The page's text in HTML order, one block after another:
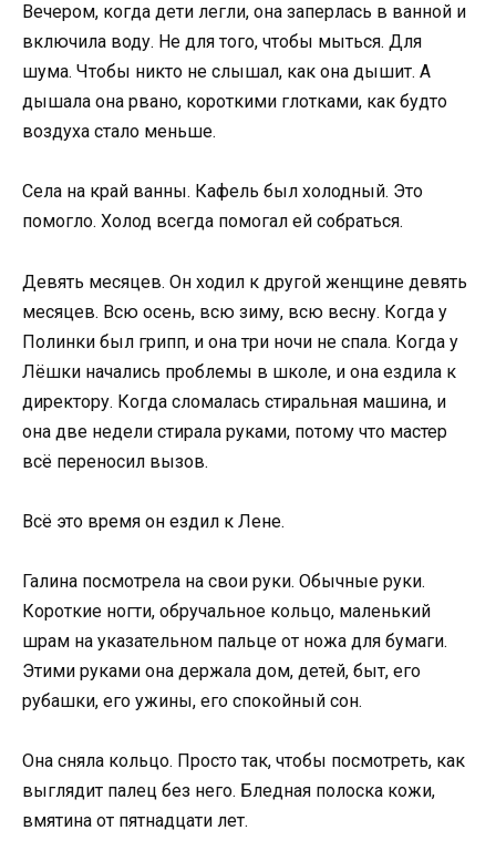
Вечером, когда дети легли, она заперлась в ванной и
включила воду. Не для того, чтобы мыться. Для
шума. Чтобы никто не слышал, как она дышит. А
дышала она рвано, короткими глотками, как будто
воздуха стало меньше.
Села на край ванны. Кафель был холодный. Это
помогло. Холод всегда помогал ей собраться.
Девять месяцев. Он ходил к другой женщине девять
месяцев. Всю осень, всю зиму, всю весну. Когда у
Полинки был грипп, и она три ночи не спала. Когда у
Лёшки начались проблемы в школе, и она ездила к
директору. Когда сломалась стиральная машина, и
она две недели стирала руками, потому что мастер
всё переносил вызов.
Всё это время он ездил к Лене.
Галина посмотрела на свои руки. Обычные руки.
Короткие ногти, обручальное кольцо, маленький
шрам на указательном пальце от ножа для бумаги.
Этими руками она держала дом, детей, быт, его
рубашки, его ужины, его спокойный сон.
Она сняла кольцо. Просто так, чтобы посмотреть, как
выглядит палец без него. Бледная полоска кожи,
вмятина от пятнадцати лет.